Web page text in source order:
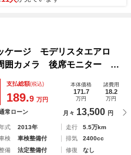
ケージ モデリスタエアロ
囲カメラ 後席モニター 両
ト パワーバックドア ＨＩ
ルーズコントロール 禁煙
支払総額(税込)
189.9 万円
本体価格
171.7
万円
諸費用
18.2
万円
常ローン 月々 13,500 円
式 2013年 走行
5.5万km
検
車検整備付 排気
2400cc
備
法定整備付 修復
なし